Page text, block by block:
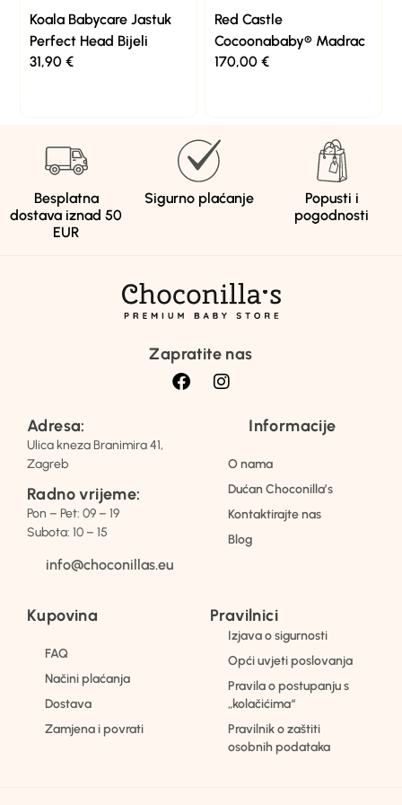
Koala Babycare Jastuk
Perfect Head Bijeli
31,90€
Red Castle
Cocoonababy® Madrac
170,00 €
Besplatna
dostava iznad 50
EUR
Sigurno plaćanje
Popusti i
pogodnosti
Zapratite nas
Adresa:
Ulica kneza Branimira 41,
Zagreb
Radno vrijeme:
Pon – Pet: 09 – 19
Subota: 10 – 15
info@choconillas.eu
Informacije
O nama
Dućan Choconilla’s
Kontaktirajte nas
Blog
Kupovina
FAQ
Načini plaćanja
Dostava
Zamjena i povrati
Pravilnici
Izjava o sigurnosti
Opći uvjeti poslovanja
Pravila o postupanju s
„kolačićima“
Pravilnik o zaštiti
osobnih podataka